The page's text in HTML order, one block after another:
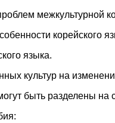
межкультурной
корейского
языка.
культур на
быть разделены